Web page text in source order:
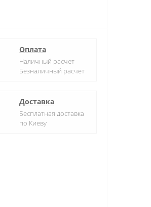
Оплата
Наличный расчет
Безналичный расчет
Доставка
Бесплатная доставка
по Киеву